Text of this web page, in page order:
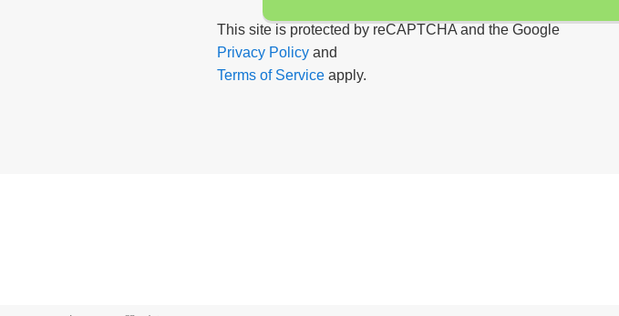
This site is protected by reCAPTCHA and the Google
Privacy Policy and
Terms of Service apply.